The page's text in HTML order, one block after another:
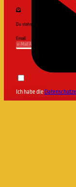
Du stehst nicht auf
Email
Ich habe die